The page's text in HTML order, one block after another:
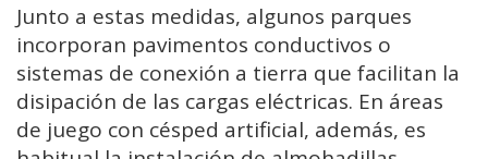
Junto a estas medidas, algunos parques
incorporan pavimentos conductivos o
sistemas de conexión a tierra que facilitan la
disipación de las cargas eléctricas. En áreas
de juego con césped artificial, además, es